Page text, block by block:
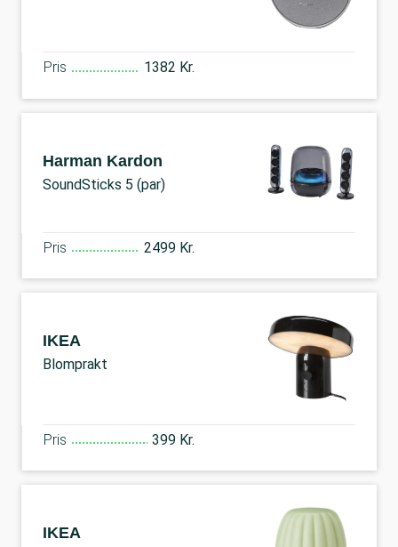
Pris 1382 Kr.
Harman Kardon
SoundSticks 5 (par)
Pris 2499 Kr.
IKEA
Blomprakt
Pris 399 Kr.
IKEA